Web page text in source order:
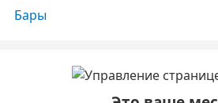
Бары